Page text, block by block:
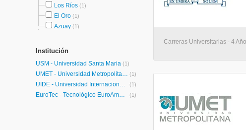
Los Ríos (1)
El Oro (1)
Azuay (1)
Institución
USM - Universidad Santa Maria (1)
UMET - Universidad Metropolitana (1)
UIDE - Universidad Internacional de Ecuador (1)
EuroTec - Tecnológico EuroAmericano (1)
Carreras Universitarias - 4